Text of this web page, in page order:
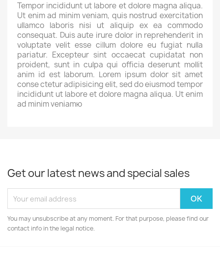
Tempor incididunt ut labore et dolore magna aliqua.
Ut enim ad minim veniam, quis nostrud exercitation
ullamco laboris nisi ut aliquip ex ea commodo
consequat. Duis aute irure dolor in reprehenderit in
voluptate velit esse cillum dolore eu fugiat nulla
pariatur. Excepteur sint occaecat cupidatat non
proident, sunt in culpa qui officia deserunt mollit
anim id est laborum. Lorem ipsum dolor sit amet
conse ctetur adipisicing elit, sed do eiusmod tempor
incididunt ut labore et dolore magna aliqua. Ut enim
ad minim veniamю
Get our latest news and special sales
You may unsubscribe at any moment. For that purpose, please find our
contact info in the legal notice.